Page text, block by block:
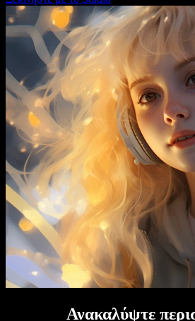
Ανακαλύψτε